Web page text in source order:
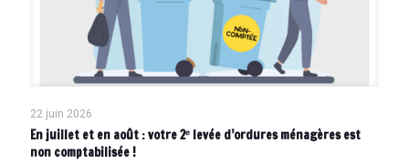
22 juin 2026
En juillet et en août : votre 2ᵉ levée d’ordures ménagères est
non comptabilisée !